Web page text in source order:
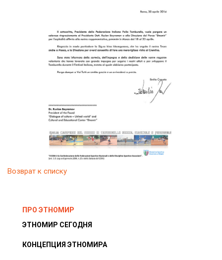
Возврат к списку
ПРО ЭТНОМИР
ЭТНОМИР СЕГОДНЯ
КОНЦЕПЦИЯ ЭТНОМИРА